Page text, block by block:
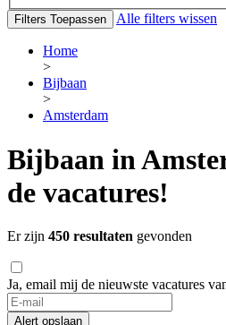
Filters Toepassen Alle filters wissen
Home
>
Bijbaan
>
Amsterdam
Bijbaan in
de vacatures!
Er zijn 450 resultaten gevonden
Ja, email mij de nieuwste vacatures
Alert opslaan